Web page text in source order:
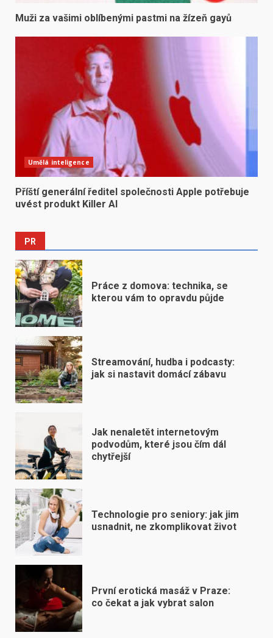
Muži za vašimi oblíbenými pastmi na žízeň gayů
Umělá inteligence
Příští generální ředitel společnosti Apple potřebuje
uvést produkt Killer AI
PR
Práce z domova: technika, se
kterou vám to opravdu půjde
Streamování, hudba i podcasty:
jak si nastavit domácí zábavu
Jak nenaletět internetovým
podvodům, které jsou čím dál
chytřejší
Technologie pro seniory: jak jim
usnadnit, ne zkomplikovat život
První erotická masáž v Praze:
co čekat a jak vybrat salon